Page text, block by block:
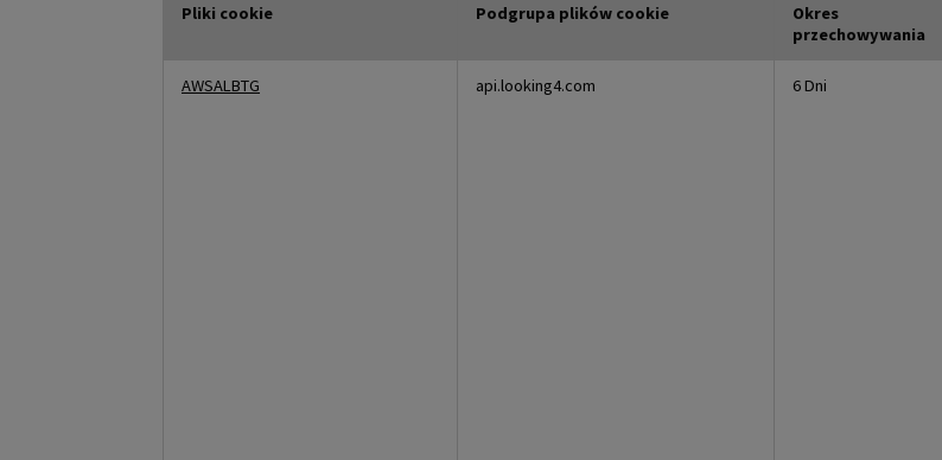
niezbędne
Pliki cookie Podgrupa plików cookie
Okres
przechowywania
AWSALBTG api.looking4.com 6 Dni